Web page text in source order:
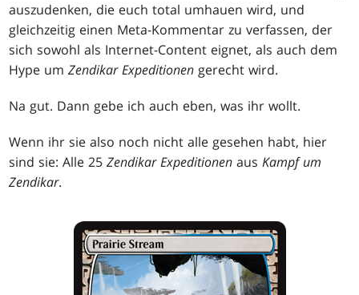
auszudenken, die euch total umhauen wird, und
gleichzeitig einen Meta-Kommentar zu verfassen, der
sich sowohl als Internet-Content eignet, als auch dem
Hype umZendikar Expeditionen gerecht wird.
Na gut. Dann gebe ich auch eben, was ihr wollt.
Wenn ihr sie also noch nicht alle gesehen habt, hier
sind sie: Alle 25Zendikar Expeditionen ausKampf um
Zendikar.